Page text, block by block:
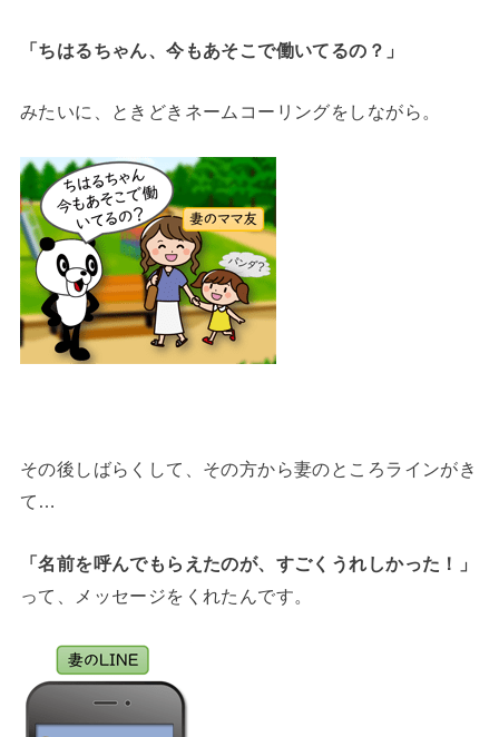
「ちはるちゃん、今もあそこで働いてるの？」
みたいに、ときどきネームコーリングをしながら。
その後しばらくして、その方から妻のところラインがき
て…
「名前を呼んでもらえたのが、すごくうれしかった！」
って、メッセージをくれたんです。